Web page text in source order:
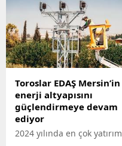
vatandaşlar, özel
gereksinimli bireyler ile
gazi ve şehit aileleri,
belediyenin şefkatli elini
her zaman yanlarında
hissediyor. Belediye Sosyal
Destek Hizmetleri
Müdürlüğü’ne bağlı Şehit
ve Gazi Şefliği ile Yaşlı ve
Engelli Şefliği, belli
periyotlarla ev ziyaretleri
gerçekleştiriyor....
Toroslar EDAŞ Mersin’in
enerji altyapısını
güçlendirmeye devam
ediyor
2024 yılında en çok yatırım